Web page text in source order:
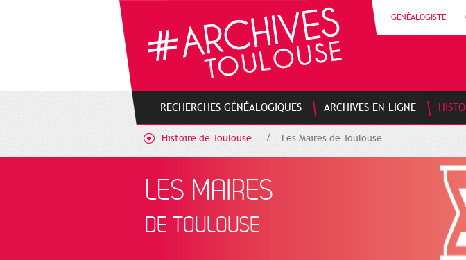
GÉNÉALOGISTE
RECHERCHES GÉNÉALOGIQUES ARCHIVES EN LIGNE
Histoire de Toulouse Les Maires de Toulouse
LES MAIRES
DE TOULOUSE
Gestion de vos préférences sur les cookies